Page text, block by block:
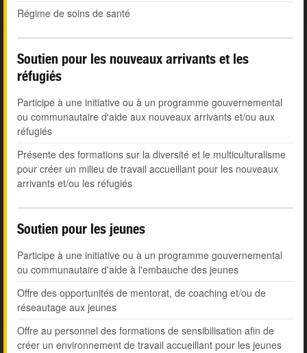
Régime de soins de santé
Soutien pour les nouveaux arrivants et les
réfugiés
Participe à une initiative ou à un programme gouvernemental
ou communautaire d'aide aux nouveaux arrivants et/ou aux
réfugiés
Présente des formations sur la diversité et le multiculturalisme
pour créer un milieu de travail accueillant pour les nouveaux
arrivants et/ou les réfugiés
Soutien pour les jeunes
Participe à une initiative ou à un programme gouvernemental
ou communautaire d'aide à l'embauche des jeunes
Offre des opportunités de mentorat, de coaching et/ou de
réseautage aux jeunes
Offre au personnel des formations de sensibilisation afin de
créer un environnement de travail accueillant pour les jeunes